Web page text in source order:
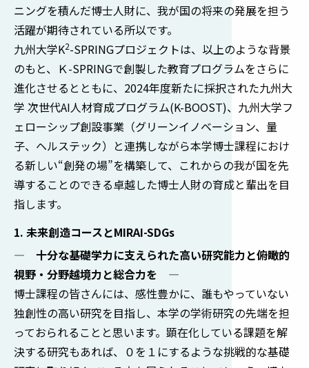
ニングを積んだ博士人財に、我が国の将来の発展を担う
活躍が期待されている所以です。
九州大学K2-SPRINGプロジェクトは、以上のような背景
のもと、Ｋ-SPRINGで創製した教育プログラムをさらに
進化させるとともに、2024年度新たに採択された九州大
学 次世代AI人材育成プログラム(K-BOOST)、九州大学フ
ェローシップ創設事業（グリーンイノベーション、量
子、ヘルステック）と連携しながら本学博士課程におけ
る新しい“創発の場”を構築して、これからの我が国を先
導することのできる卓越した博士人財の育成と輩出を目
指します。
1. 未来創造コースとMIRAI-SDGs
― 十分な基礎学力に支えられた高い研究能力と俯瞰的
視野・分野越境力と総合力を ―
博士課程の皆さんには、感性豊かに、誰もやっていない
独創性の高い研究を目指し、本学の学術研究の先端を担
っておられることと思います。顕在化している課題を解
決する研究もあれば、０を１にするような挑戦的な基礎